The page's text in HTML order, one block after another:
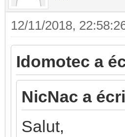
12/11/2018,
Idomotec a
NicNac a
Salut,